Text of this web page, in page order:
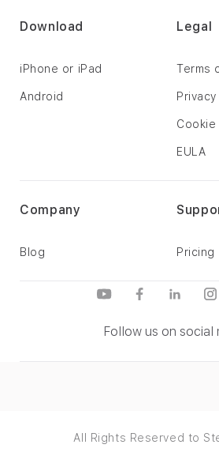
Follow us on social
Pricing
Company
Blog
Legal
Terms
Cookie
EULA
Download
iPhone or iPad
Android
All Rights Reserved to